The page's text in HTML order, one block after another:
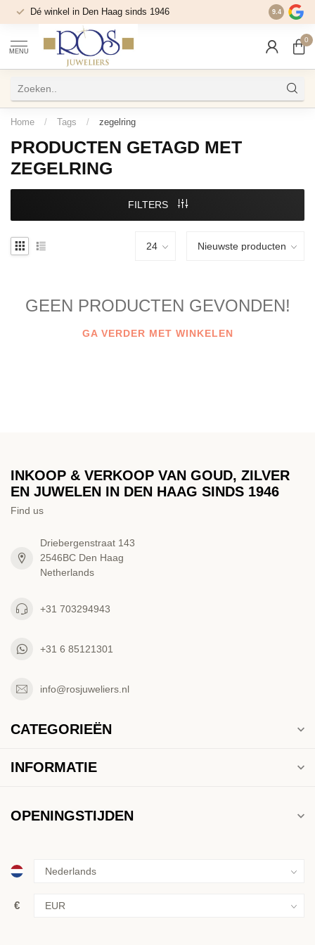
Dé winkel in Den Haag sinds 1946 9.4
MENU
0
Home / Tags / zegelring
PRODUCTEN GETAGD MET
ZEGELRING
FILTERS
GEEN PRODUCTEN GEVONDEN!
GA VERDER MET WINKELEN
INKOOP & VERKOOP VAN GOUD, ZILVER
EN JUWELEN IN DEN HAAG SINDS 1946
Find us
Driebergenstraat 143
2546BC Den Haag
Netherlands
+31 703294943
+31 6 85121301
info@rosjuweliers.nl
CATEGORIEËN
INFORMATIE
OPENINGSTIJDEN
€